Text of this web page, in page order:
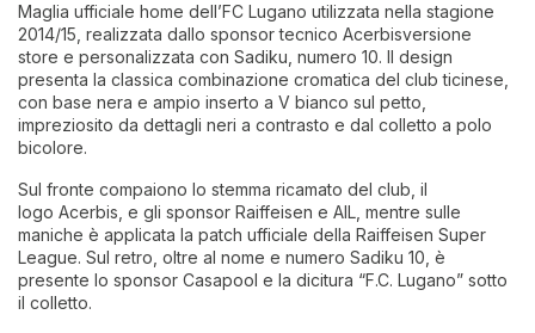
Maglia ufficiale home dell’FC Lugano utilizzata nella stagione
2014/15, realizzata dallo sponsor tecnico Acerbisversione
store e personalizzata con Sadiku, numero 10. Il design
presenta la classica combinazione cromatica del club ticinese,
con base nera e ampio inserto a V bianco sul petto,
impreziosito da dettagli neri a contrasto e dal colletto a polo
bicolore.
Sul fronte compaiono lo stemma ricamato del club, il
logo Acerbis, e gli sponsor Raiffeisen e AIL, mentre sulle
maniche è applicata la patch ufficiale della Raiffeisen Super
League. Sul retro, oltre al nome e numero Sadiku 10, è
presente lo sponsor Casapool e la dicitura “F.C. Lugano” sotto
il colletto.